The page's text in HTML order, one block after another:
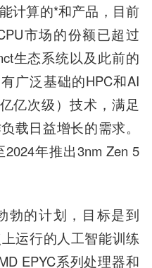
计算的*和产品，目前
市场的份额已超过
生态系统以及此前的
广泛基础的HPC和AI
亿次级）技术，满足
载日益增长的需求。
年推出3nm Zen 5
勃的计划，目标是到
运行的人工智能训练
EPYC系列处理器和